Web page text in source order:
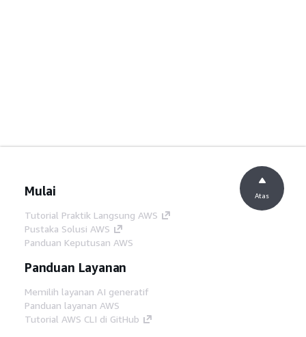
Mulai
Tutorial Praktik Langsung AWS
Pustaka Solusi AWS
Panduan Keputusan AWS
Panduan Layanan
Memilih layanan AI generatif
Panduan layanan AWS
Tutorial AWS CLI di GitHub
Atas